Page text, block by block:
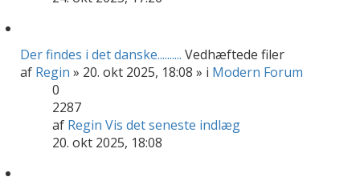
Der findes i det danske.......... Vedhæftede filer
af Regin » 20. okt 2025, 18:08 » i Modern Forum
0
2287
af Regin Vis det seneste indlæg
20. okt 2025, 18:08